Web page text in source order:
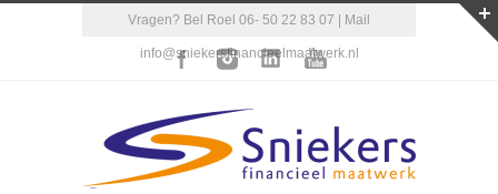
Vragen? Bel Roel 06- 50 22 83 07 | Mail
info@sniekersfinancieelmaatwerk.nl